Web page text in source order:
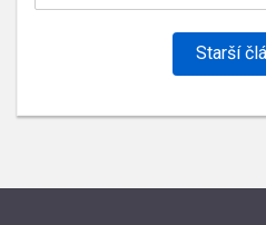
Starší